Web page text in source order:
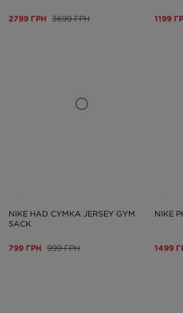
2799 ГРН 3699 ГРН 1199
NIKE HAD СУМКА JERSEY GYM
SACK
799 ГРН 999 ГРН
NIKE
1499